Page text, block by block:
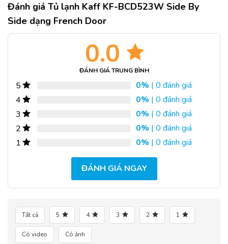
Đánh giá Tủ lạnh Kaff KF-BCD523W Side By
Side dạng French Door
0.0
ĐÁNH GIÁ TRUNG BÌNH
5 0% | 0 đánh giá
4
0% | 0 đánh giá
3
0% | 0 đánh giá
2
0% | 0 đánh giá
1
0% | 0 đánh giá
ĐÁNH GIÁ NGAY
Tất cả 5 4 3 2 1
Có video Có ảnh